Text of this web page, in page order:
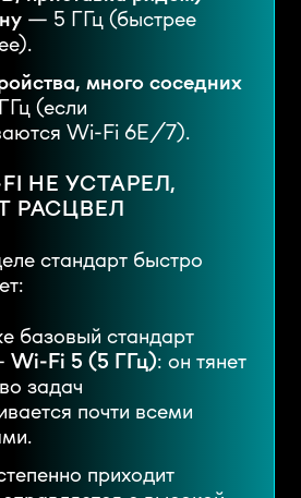
— 5 ГГц (быстрее
много соседних
(если
Wi-Fi 6E/7).
НЕ УСТАРЕЛ,
РАСЦВЕЛ
стандарт быстро
базовый стандарт
Wi-Fi 5 (5 ГГц): он тянет
задач
почти всеми
приходит